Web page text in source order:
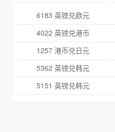
6183 英镑兑欧元
4022 英镑兑港币
1257 港币兑日元
5362 英镑兑韩元
5151 英镑兑韩元